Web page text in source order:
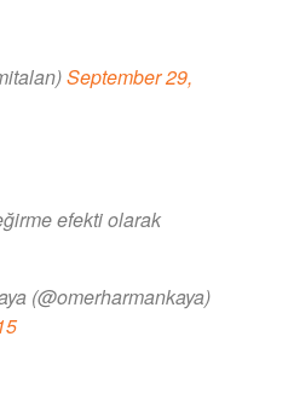
September 29,
efekti olarak
(@omerharmankaya)